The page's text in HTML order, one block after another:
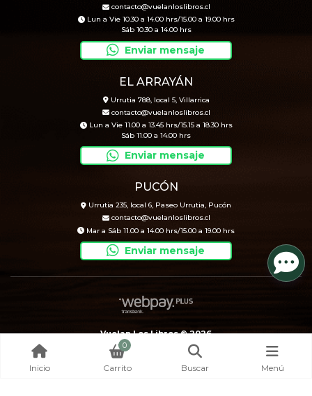
contacto@vuelanloslibros.cl
Lun a Vie 10.30 a 14.00 hrs/15.00 a 19.00 hrs
Sáb 10.30 a 14.00 hrs
Enviar mensaje
EL ARRAYÁN
Urrutia 788, local 5, Villarrica
contacto@vuelanloslibros.cl
Lun a Vie 11.00 a 13.45 hrs/15.15 a 18.30 hrs
Sáb 11.00 a 14.00 hrs
Enviar mensaje
PUCÓN
Urrutia 235, local 6, Paseo Urrutia, Pucón
contacto@vuelanloslibros.cl
Mar a Sáb 11.00 a 14.00 hrs/15.00 a 19.00 hrs
Enviar mensaje
Vuelan Los Libros © 2026
Creado por
Bsale
Inicio
0
Carrito Buscar Menú